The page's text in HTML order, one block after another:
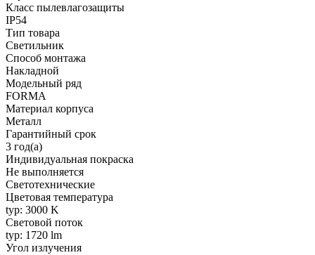
Класс пылевлагозащиты
IP54
Тип товара
Светильник
Способ монтажа
Накладной
Модельный ряд
FORMA
Материал корпуса
Металл
Гарантийный срок
3 год(а)
Индивидуальная покраска
Не выполняется
Светотехнические
Цветовая температура
typ: 3000 K
Световой поток
typ: 1720 lm
Угол излучения